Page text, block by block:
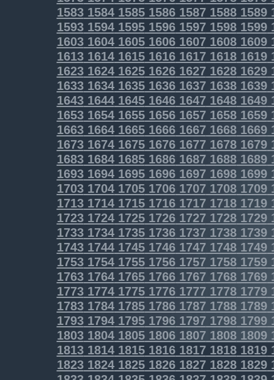
1583158415851586158715881589
1593159415951596159715981599
1603160416051606160716081609
1613161416151616161716181619
1623162416251626162716281629
1633163416351636163716381639
1643164416451646164716481649
1653165416551656165716581659
1663166416651666166716681669
1673167416751676167716781679
1683168416851686168716881689
16931694169516961697 16981699
17031704170517061707 17081709
1713171417151716171717181719
17231724172517261727 17281729
17331734173517361737 17381739
17431744174517461747 17481749
17531754175517561757 17581759
17631764176517661767 17681769
17731774177517761777 17781779
17831784178517861787 17881789
17931794179517961797 17981799
18031804180518061807 18081809
1813181418151816181718181819
1823182418251826182718281829